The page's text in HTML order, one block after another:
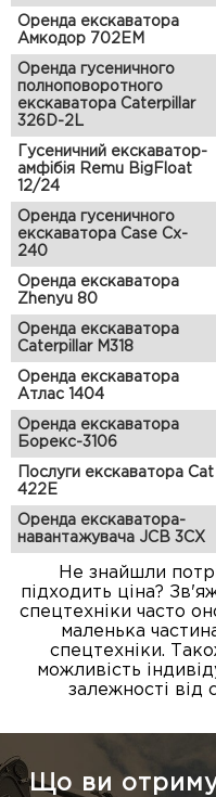
Оренда екскаватора
Амкодор 702ЕМ
Оренда гусеничного
полноповоротного
екскаватора Caterpillar
326D-2L
Гусеничний екскаватор-
амфібія Remu BigFloat
12/24
Оренда гусеничного
екскаватора Case Cx-
240
Оренда екскаватора
Zhenyu 80
Оренда екскаватора
Caterpillar M318
Оренда екскаватора
Атлас 1404
Оренда екскаватора
Борекс-3106
Послуги екскаватора Cat
422E
Оренда екскаватора-
навантажувача JCB 3CX
Не знайшли
підходить ціна?
спецтехніки часто
маленька
спецтехніки.
можливість
залежності від
Що ви